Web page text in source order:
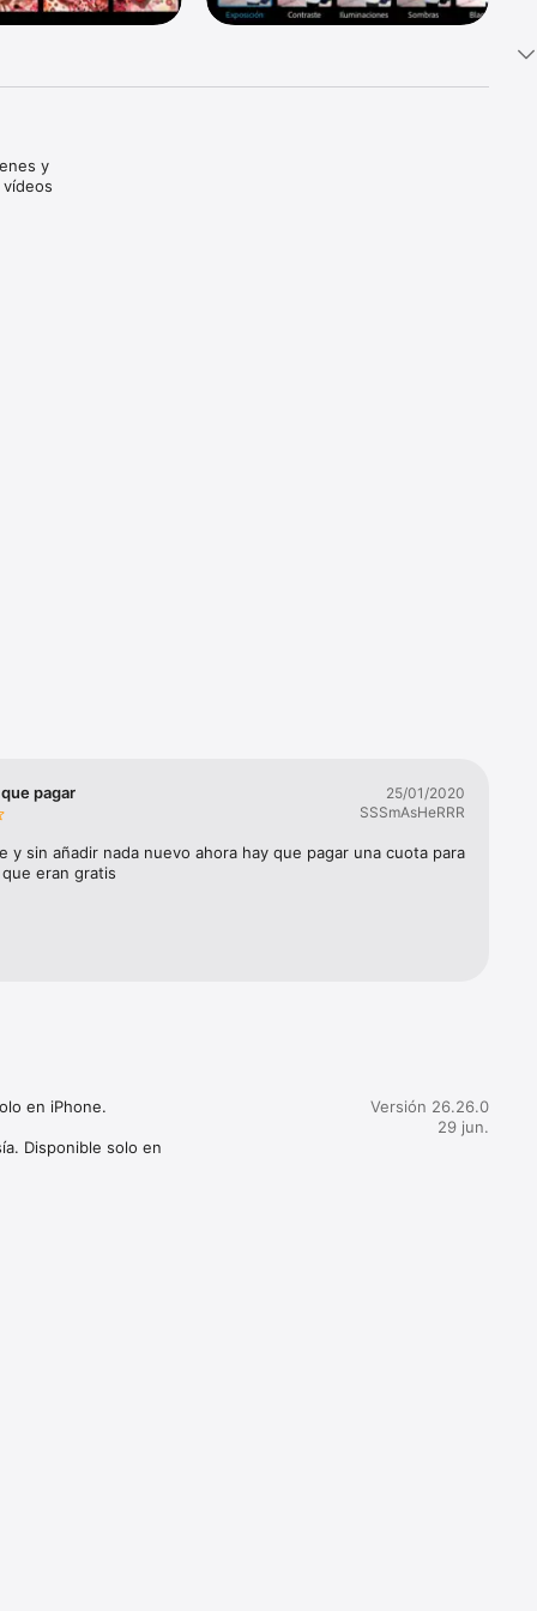
y
pagar
25/01/2020
SSSmAsHeRRR
y sin añadir nada nuevo ahora hay que pagar una cuota para
eran gratis
en iPhone.
Disponible solo en
y
el ajuste perfecto
de pintura facial
Versión 26.26.0
29 jun.